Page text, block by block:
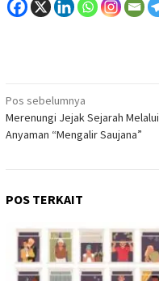
Navigasi
pos
Pos sebelumnya
Merenungi Jejak Sejarah Melalui
Anyaman “Mengalir Saujana”
POS TERKAIT